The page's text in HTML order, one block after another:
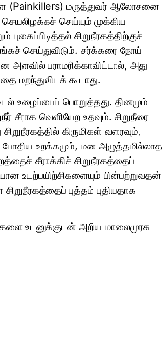
(Painkillers) மருத்துவர் ஆலோசனை
செயலிழக்கச் செய்யும் முக்கிய
சிறுநீரகத்திற்குச்
செய்துவிடும். சர்க்கரை நோய்
பராமரிக்காவிட்டால், அது
மறந்துவிடக் கூடாது.
உழைப்பைப் பொறுத்தது. தினமும்
சீராக வெளியேற உதவும். சிறுநீரை
கிருமிகள் வளரவும்,
போதிய உறக்கமும், மன அழுத்தமில்லாத
சீராக்கிச் சிறுநீரகத்தைப்
உடற்பயிற்சிகளையும் பின்பற்றுவதன்
புத்தம் புதியதாக
உடனுக்குடன் அறிய மாலைமுரசு